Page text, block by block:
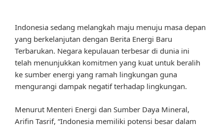
Indonesia sedang melangkah maju menuju masa depan
yang berkelanjutan dengan Berita Energi Baru
Terbarukan. Negara kepulauan terbesar di dunia ini
telah menunjukkan komitmen yang kuat untuk beralih
ke sumber energi yang ramah lingkungan guna
mengurangi dampak negatif terhadap lingkungan.
Menurut Menteri Energi dan Sumber Daya Mineral,
Arifin Tasrif, “Indonesia memiliki potensi besar dalam